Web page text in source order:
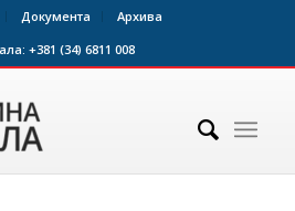
Документа
Архива
+381 (34) 6811 008